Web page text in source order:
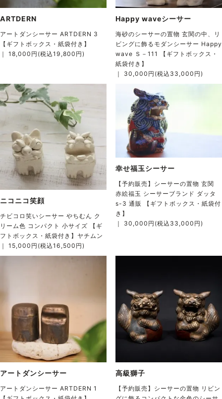
ARTDERN
アートダンシーサー ARTDERN 3
【ギフトボックス・紙袋付き】
｜ 18,000円(税込19,800円)
Happy waveシーサー
海砂のシーサーの置物 玄関の中、リ
ビングに飾るモダンシーサー Happy
wave Ｓ－111 【ギフトボックス・
紙袋付き】
｜ 30,000円(税込33,000円)
ニコニコ笑顔
チビコロ笑いシーサー やちむん ク
リーム色 コンパクト 小サイズ 【ギ
フトボックス・紙袋付き】ヤチムン
｜ 15,000円(税込16,500円)
幸せ福玉シーサー
【予約販売】シーサーの置物 玄関
赤絵福玉 シーサーブランド ダッタ
s-3 通販 【ギフトボックス・紙袋付
き】
｜ 30,000円(税込33,000円)
アートダンシーサー
アートダンシーサー ARTDERN 1
高級獅子
【予約販売】シーサーの置物 リビン